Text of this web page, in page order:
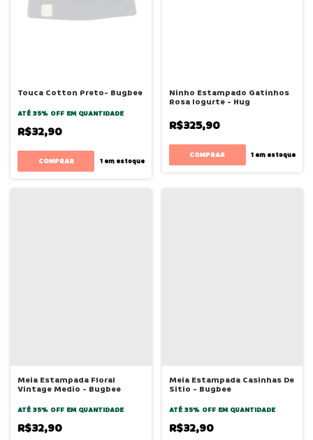
Touca Cotton Preto- Bugbee
ATÉ 35% OFF EM QUANTIDADE
R$32,90
COMPRAR 1em estoque
Ninho Estampado Gatinhos
Rosa Iogurte - Hug
R$325,90
1 em estoque
Meia Estampada Floral
Vintage Medio - Bugbee
ATÉ 35% OFF EM QUANTIDADE
R$32,90
Meia Estampada Casinhas De
Sitio - Bugbee
ATÉ 35% OFF EM QUANTIDADE
R$32,90